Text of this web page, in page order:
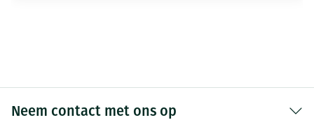
Neem contact met ons op